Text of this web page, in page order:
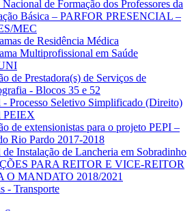
Nacional de Formação dos Professores da
Básica – PARFOR PRESENCIAL –
MEC
de Residência Médica
Multiprofissional em Saúde
de Prestadora(s) de Serviços de
- Blocos 35 e 52
- Processo Seletivo Simplificado (Direito)
PEIEX
de extensionistas para o projeto PEPI –
Rio Pardo 2017-2018
Instalação de Lancheria em Sobradinho
PARA REITOR E VICE-REITOR
O MANDATO 2018/2021
- Transporte